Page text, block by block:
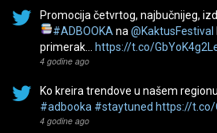
Promocija četvrtog, najbučnijeg,
#ADBOOKA na @KaktusFestival
primerak…
https://t.co/
4 godine ago
Ko kreira trendove u našem
#adbooka #staytuned https://t.co/
4 godine ago